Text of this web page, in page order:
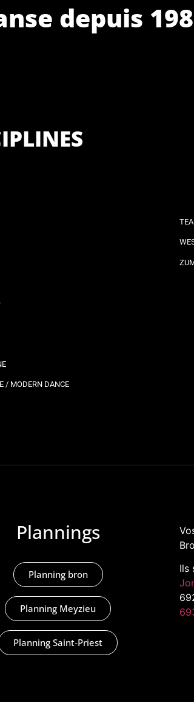
depuis
/ MODERN DANCE
Plannings
Planning bron
Planning Meyzieu
Planning Saint-Priest
Ils